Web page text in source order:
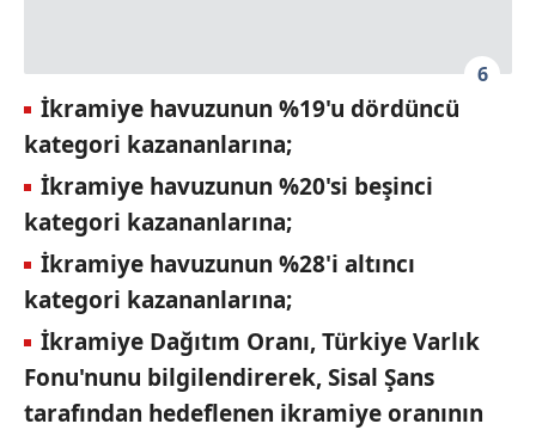
6
İkramiye havuzunun %19'u dördüncü
kategori kazananlarına;
İkramiye havuzunun %20'si beşinci
kategori kazananlarına;
İkramiye havuzunun %28'i altıncı
kategori kazananlarına;
İkramiye Dağıtım Oranı, Türkiye Varlık
Fonu'nunu bilgilendirerek, Sisal Şans
tarafından hedeflenen ikramiye oranının